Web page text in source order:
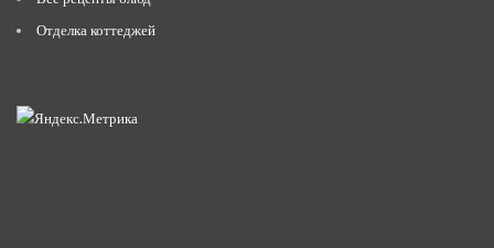
Отделка коттеджей